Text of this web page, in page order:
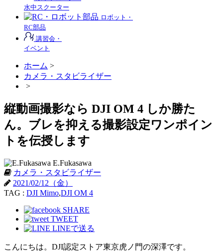
水中スクーター
ロボット・
RC部品
講習会・
イベント
ホーム >
カメラ・スタビライザー
>
縦動画撮影なら DJI OM 4 しか勝た
ん。ブレを抑える撮影設定ワンポイン
トを伝授します
E.Fukasawa
カメラ・スタビライザー
2021/02/12（金）
TAG : DJI Mimo,DJI OM 4
SHARE
TWEET
LINEで送る
こんにちは。DJI認定ストア東京虎ノ門の深澤です。